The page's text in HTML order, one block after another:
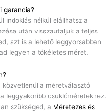
garancia?
indoklás nélkül elállhatsz a
után visszautaljuk a teljes
azt is a lehető leggyorsabban
legyen a tökéletes méret.
közvetlenül a méretválasztó
leggyakoribb csuklóméretekhez.
szükséged, a Méretezés és